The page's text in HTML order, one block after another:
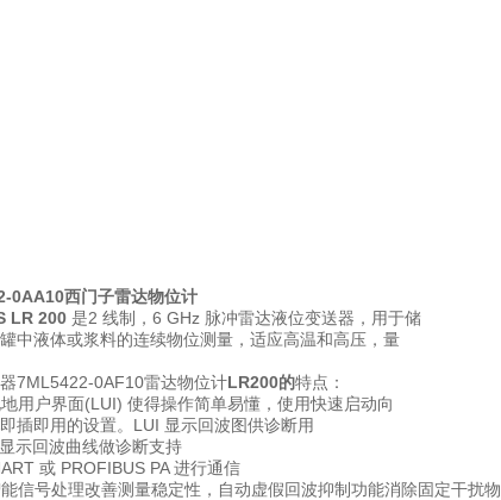
0AA10西门子雷达物位计
LR 200 是2 线制，6 GHz 脉冲雷达液位变送器，用于储
中液体或浆料的连续物位测量，适应高温和高压，量
7ML5422-0AF10雷达物位计LR200的特点：
用户界面(LUI) 使得操作简单易懂，使用快速启动向
插即用的设置。LUI 显示回波图供诊断用
示回波曲线做诊断支持
或 PROFIBUS PA 进行通信
信号处理改善测量稳定性，自动虚假回波抑制功能消除固定干扰物